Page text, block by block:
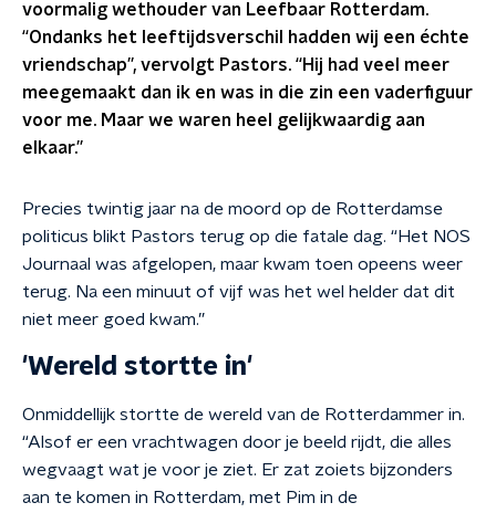
voormalig wethouder van Leefbaar Rotterdam.
“Ondanks het leeftijdsverschil hadden wij een échte
vriendschap”, vervolgt Pastors. “Hij had veel meer
meegemaakt dan ik en was in die zin een vaderfiguur
voor me. Maar we waren heel gelijkwaardig aan
elkaar.”
Precies twintig jaar na de moord op de Rotterdamse
politicus blikt Pastors terug op die fatale dag. “Het NOS
Journaal was afgelopen, maar kwam toen opeens weer
terug. Na een minuut of vijf was het wel helder dat dit
niet meer goed kwam.”
'Wereld stortte in'
Onmiddellijk stortte de wereld van de Rotterdammer in.
“Alsof er een vrachtwagen door je beeld rijdt, die alles
wegvaagt wat je voor je ziet. Er zat zoiets bijzonders
aan te komen in Rotterdam, met Pim in de